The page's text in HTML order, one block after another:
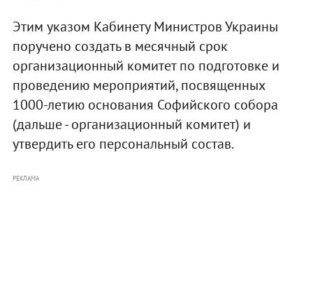
Этим указом Кабинету Министров Украины
поручено создать в месячный срок
организационный комитет по подготовке и
проведению мероприятий, посвященных
1000-летию основания Софийского собора
(дальше - организационный комитет) и
утвердить его персональный состав.
РЕКЛАМА